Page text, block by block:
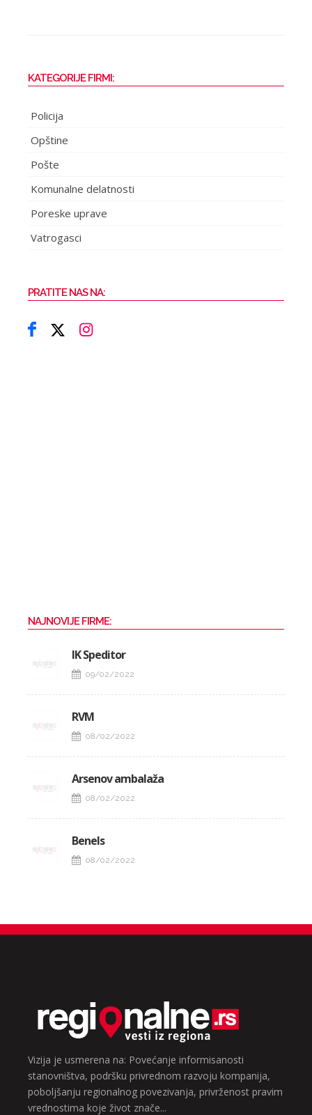
KATEGORIJE FIRMI:
Policija
Opštine
Pošte
Komunalne delatnosti
Poreske uprave
Vatrogasci
PRATITE NAS NA:
NAJNOVIJE FIRME:
IK Speditor
09/02/2022
RVM
08/02/2022
Arsenov ambalaža
08/02/2022
Benels
08/02/2022
Vizija je usmerena na: Povećanje informisanosti
stanovništva, podršku privrednom razvoju kompanija,
poboljšanju regionalnog povezivanja, privrženost pravim
vrednostima koje život znače...